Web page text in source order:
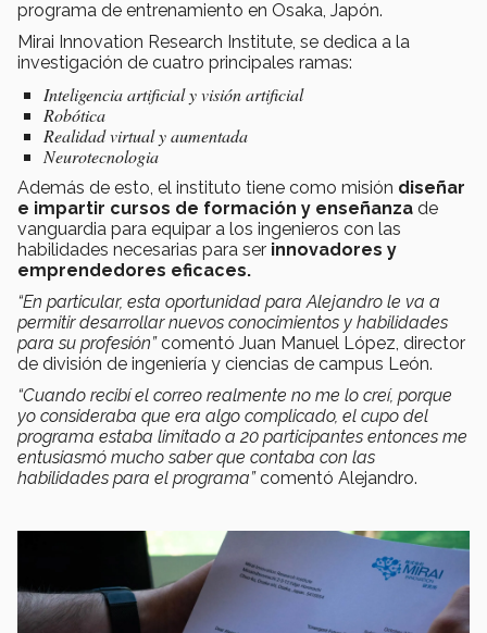
programa de entrenamiento en Osaka, Japón.
Mirai Innovation Research Institute, se dedica a la
investigación de cuatro principales ramas:
Inteligencia artificial y visión artificial
Robótica
Realidad virtual y aumentada
Neurotecnologia
Además de esto, el instituto tiene como misión diseñar
e impartir cursos de formación y enseñanza de
vanguardia para equipar a los ingenieros con las
habilidades necesarias para ser innovadores y
emprendedores eficaces.
“En particular, esta oportunidad para Alejandro le va a
permitir desarrollar nuevos conocimientos y habilidades
para su profesión”comentó Juan Manuel López, director
de división de ingeniería y ciencias de campus León.
“Cuando recibí el correo realmente no me lo creí, porque
yo consideraba que era algo complicado, el cupo del
programa estaba limitado a 20 participantes entonces me
entusiasmó mucho saber que contaba con las
habilidades para el programa”comentó Alejandro.